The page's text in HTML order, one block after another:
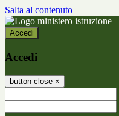
Salta al contenuto
Accedi
Accedi
button close ×